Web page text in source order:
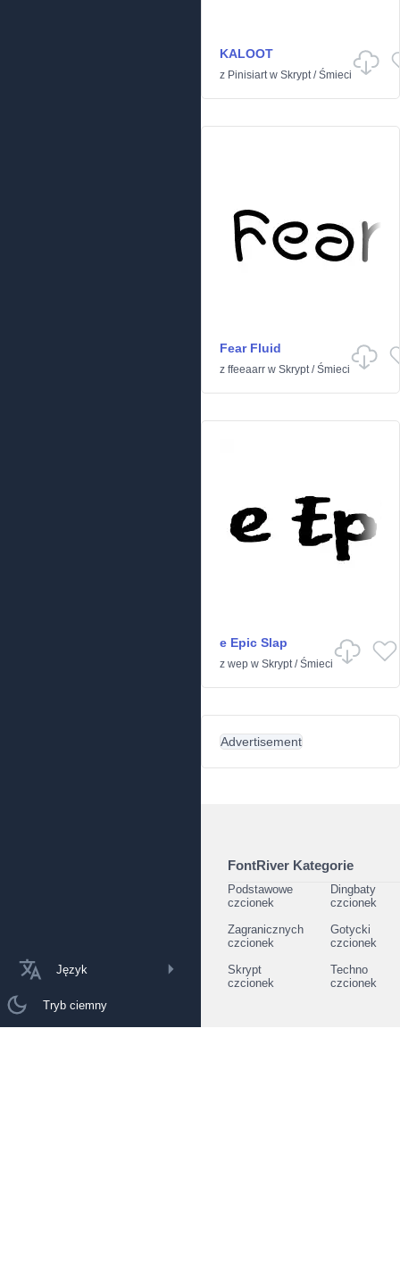
Język
Tryb ciemny
KALOOT
z Pinisiartw Skrypt/Śmieci
Fear Fluid
z ffeeaarr w Skrypt/Śmieci
e Epic Slap
z wep w Skrypt/Śmieci
Advertisement
FontRiver Kategorie
Podstawowe
czcionek
Dingbaty
czcionek
Zagranicznych
czcionek
Gotycki
czcionek
Skrypt
czcionek
Techno
czcionek